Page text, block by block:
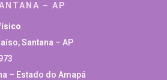
– AP
Santana – AP
– Estado do Amapá